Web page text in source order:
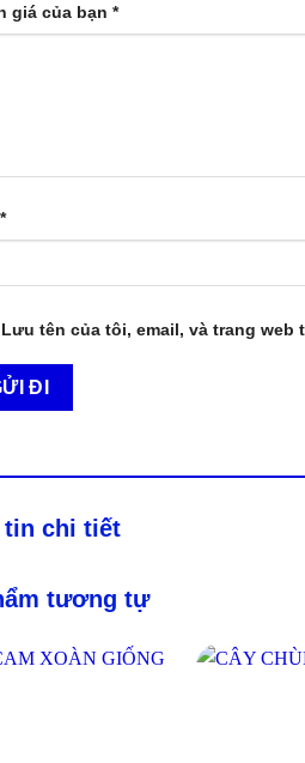
giá của bạn *
*
Lưu tên của tôi, email, và trang
tin chi tiết
tương tự